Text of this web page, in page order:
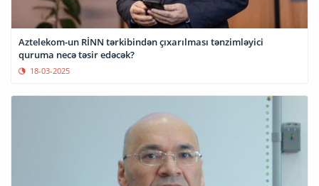
Aztelekom-un RİNN tərkibindən çıxarılması tənzimləyici
quruma necə təsir edəcək?
18-03-2025